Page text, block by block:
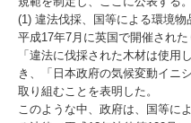
間伐材の利用
木材取扱に係る自主行動規範
認定団体一覧
(1) 違法伐採、国等による環境物
平成17年7月に英国で開催され
「違法に伐採された木材は使用
き、「日本政府の気候変動イニ
取り組むことを表明した。
このような中、政府は、国等に